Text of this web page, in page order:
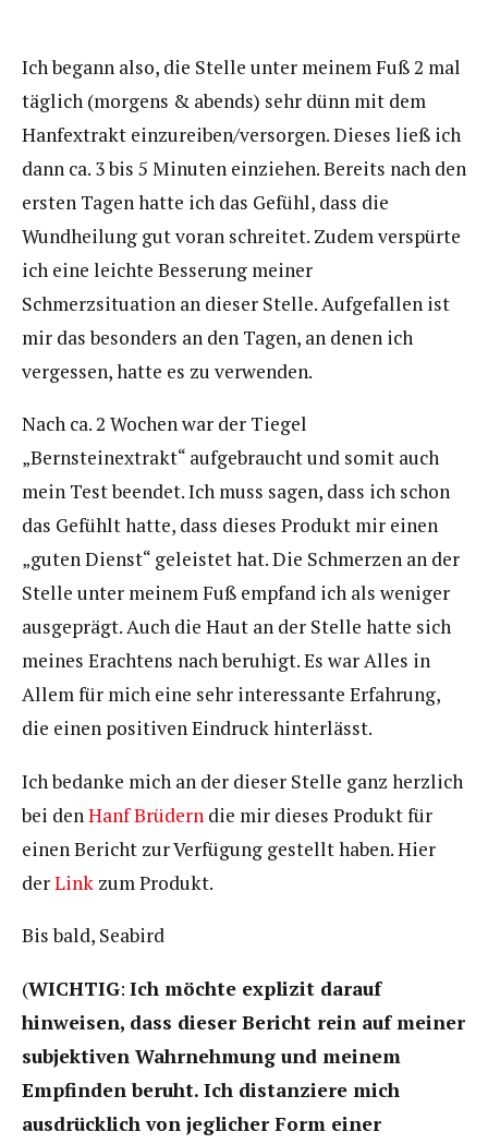
Ich begann also, die Stelle unter meinem Fuß 2 mal
täglich (morgens & abends) sehr dünn mit dem
Hanfextrakt einzureiben/versorgen. Dieses ließ ich
dann ca. 3 bis 5 Minuten einziehen. Bereits nach den
ersten Tagen hatte ich das Gefühl, dass die
Wundheilung gut voran schreitet. Zudem verspürte
ich eine leichte Besserung meiner
Schmerzsituation an dieser Stelle. Aufgefallen ist
mir das besonders an den Tagen, an denen ich
vergessen, hatte es zu verwenden.
Nach ca. 2 Wochen war der Tiegel
„Bernsteinextrakt“ aufgebraucht und somit auch
mein Test beendet. Ich muss sagen, dass ich schon
das Gefühlt hatte, dass dieses Produkt mir einen
„guten Dienst“ geleistet hat. Die Schmerzen an der
Stelle unter meinem Fuß empfand ich als weniger
ausgeprägt. Auch die Haut an der Stelle hatte sich
meines Erachtens nach beruhigt. Es war Alles in
Allem für mich eine sehr interessante Erfahrung,
die einen positiven Eindruck hinterlässt.
Ich bedanke mich an der dieser Stelle ganz herzlich
bei denHanf Brüdern die mir dieses Produkt für
einen Bericht zur Verfügung gestellt haben. Hier
derLink zum Produkt.
Bis bald, Seabird
(WICHTIG: Ich möchte explizit darauf
hinweisen, dass dieser Bericht rein auf meiner
subjektiven Wahrnehmung und meinem
Empfinden beruht. Ich distanziere mich
ausdrücklich von jeglicher Form einer